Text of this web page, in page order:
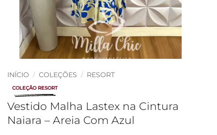
INÍCIO / COLEÇÕES / RESORT
COLEÇÃO RESORT
Vestido Malha Lastex na Cintura
Naiara – Areia Com Azul